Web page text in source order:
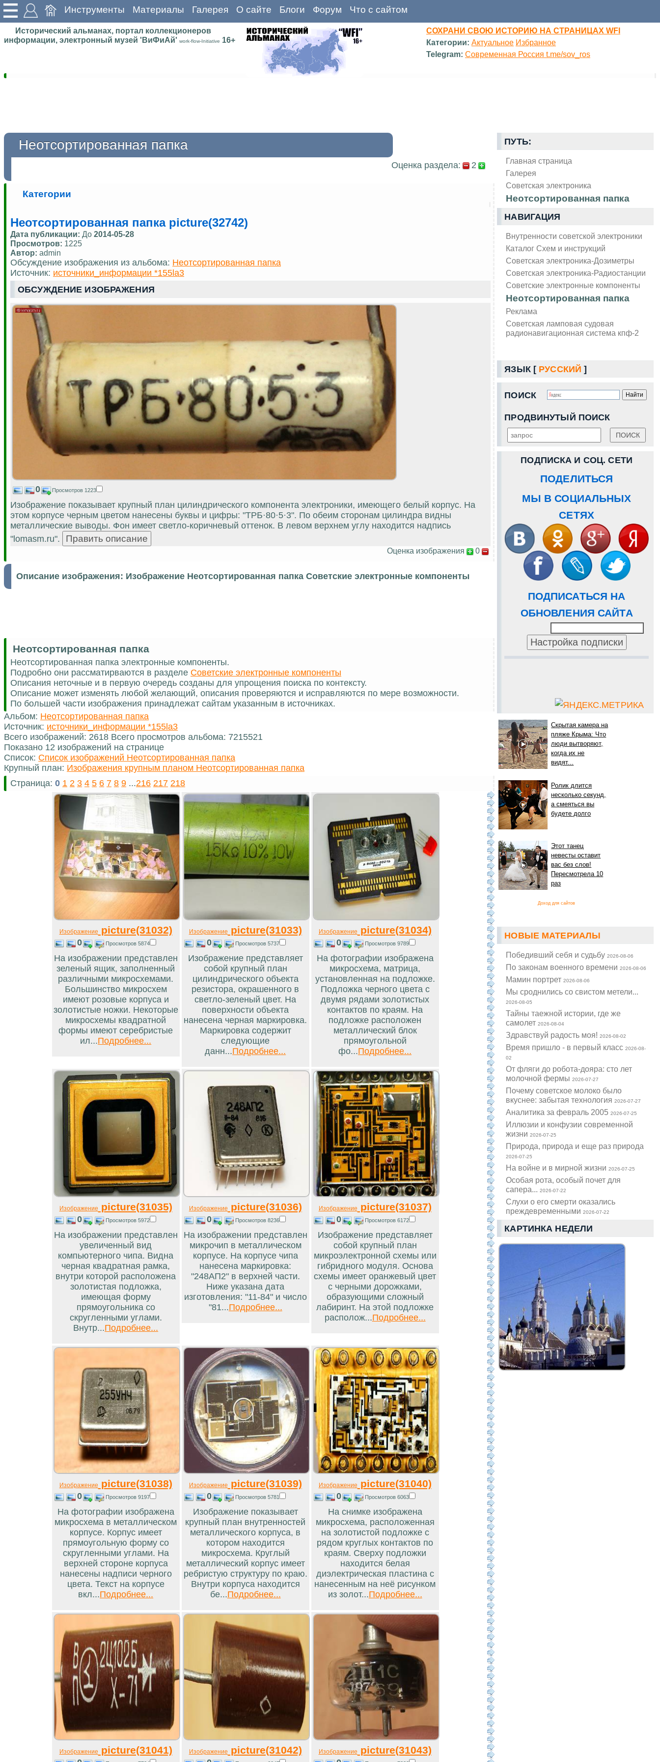
Инструменты Материалы Галерея О сайте Блоги Форум Что с сайтом
Исторический альманах, портал коллекционеров
информации, электронный музей 'ВиФиАй' work-flow-Initiative 16+
СОХРАНИ СВОЮ ИСТОРИЮ НА СТРАНИЦАХ WFI
Категории: Актуальное Избранное
Telegram: Современная Россия t.me/sov_ros
ПУТЬ:
Главная страница
Галерея
Советская электроника
Неотсортированная папка
НАВИГАЦИЯ
Внутренности советской электроники
Каталог Схем и инструкций
Советская электроника-Дозиметры
Советская электроника-Радиостанции
Советские электронные компоненты
Неотсортированная папка
Реклама
Советская ламповая судовая
радионавигационная система кпф-2
ЯЗЫК [ РУССКИЙ ]
ПОИСК
ПРОДВИНУТЫЙ ПОИСК
ПОДПИСКА И СОЦ. СЕТИ
ПОДЕЛИТЬСЯ
МЫ В СОЦИАЛЬНЫХ
СЕТЯХ
ПОДПИСАТЬСЯ НА
ОБНОВЛЕНИЯ САЙТА
Скрытая камера на
пляже Крыма: Что
люди вытворяют,
когда их не
видят...
Ролик длится
несколько секунд,
а смеяться вы
будете долго
Этот танец
невесты оставит
вас без слов!
Пересмотрела 10
раз
Доход для сайтов
НОВЫЕ МАТЕРИАЛЫ
Победивший себя и судьбу2026-08-06
По законам военного времени2026-08-06
Мамин портрет2026-08-06
Мы сроднились со свистом метели...
2026-08-05
Тайны таежной истории, где же
самолет2026-08-04
Здравствуй радость моя!2026-08-02
Время пришло - в первый класс2026-08-
02
От фляги до робота-дояра: сто лет
молочной фермы2026-07-27
Почему советское молоко было
вкуснее: забытая технология2026-07-27
Аналитика за февраль 20052026-07-25
Иллюзии и конфузии современной
жизни2026-07-25
Природа, природа и еще раз природа
2026-07-25
На войне и в мирной жизни2026-07-25
Особая рота, особый почет для
сапера...2026-07-22
Слухи о его смерти оказались
преждевременными2026-07-22
КАРТИНКА НЕДЕЛИ
Неотсортированная папка
Оценка раздела: 2
Категории
Неотсортированная папка picture(32742)
Дата публикации: До 2014-05-28
Просмотров: 1225
Автор: admin
Обсуждение изображения из альбома: Неотсортированная папка
Источник: источники_информации *155la3
ОБСУЖДЕНИЕ ИЗОБРАЖЕНИЯ
0 Просмотров 1223
Изображение показывает крупный план цилиндрического компонента электроники, имеющего белый корпус. На
этом корпусе черным цветом нанесены буквы и цифры: "TPБ·80·5·3". По обеим сторонам цилиндра видны
металлические выводы. Фон имеет светло-коричневый оттенок. В левом верхнем углу находится надпись
"lomasm.ru".
Оценка изображения 0
Описание изображения: Изображение Неотсортированная папка Советские электронные компоненты
Неотсортированная папка
Неотсортированная папка электронные компоненты.
Подробно они рассматирваются в разделе Советские электронные компоненты
Описания неточные и в первую очередь созданы для упрощения поиска по контексту.
Описание может изменять любой желающий, описания проверяются и исправляются по мере возможности.
По большей части изображения принадлежат сайтам указанным в источниках.
Альбом: Неотсортированная папка
Источник: источники_информации *155la3
Всего изображений: 2618 Всего просмотров альбома: 7215521
Показано 12 изображений на странице
Список: Список изображений Неотсортированная папка
Крупный план: Изображения крупным планом Неотсортированная папка
Страница: 0 1 2 3 4 5 6 7 8 9 ...216 217 218
Изображение picture(31032)
0 Просмотров 5874
На изображении представлен
зеленый ящик, заполненный
различными микросхемами.
Большинство микросхем
имеют розовые корпуса и
золотистые ножки. Некоторые
микросхемы квадратной
формы имеют серебристые
ил...Подробнее...
Изображение picture(31033)
0 Просмотров 5737
Изображение представляет
собой крупный план
цилиндрического объекта
резистора, окрашенного в
светло-зеленый цвет. На
поверхности объекта
нанесена черная маркировка.
Маркировка содержит
следующие
данн...Подробнее...
Изображение picture(31034)
0 Просмотров 9789
На фотографии изображена
микросхема, матрица,
установленная на подложке.
Подложка черного цвета с
двумя рядами золотистых
контактов по краям. На
подложке расположен
металлический блок
прямоугольной
фо...Подробнее...
Изображение picture(31035)
0 Просмотров 5972
На изображении представлен
увеличенный вид
компьютерного чипа. Видна
черная квадратная рамка,
внутри которой расположена
золотистая подложка,
имеющая форму
прямоугольника со
скругленными углами.
Внутр...Подробнее...
Изображение picture(31036)
0 Просмотров 8236
На изображении представлен
микрочип в металлическом
корпусе. На корпусе чипа
нанесена маркировка:
"248АП2" в верхней части.
Ниже указана дата
изготовления: "11-84" и число
"81...Подробнее...
Изображение picture(31037)
0 Просмотров 6172
Изображение представляет
собой крупный план
микроэлектронной схемы или
гибридного модуля. Основа
схемы имеет оранжевый цвет
с черными дорожками,
образующими сложный
лабиринт. На этой подложке
располож...Подробнее...
Изображение picture(31038)
0 Просмотров 9197
На фотографии изображена
микросхема в металлическом
корпусе. Корпус имеет
прямоугольную форму со
скругленными углами. На
верхней стороне корпуса
нанесены надписи черного
цвета. Текст на корпусе
вкл...Подробнее...
Изображение picture(31039)
0 Просмотров 5781
Изображение показывает
крупный план внутренностей
металлического корпуса, в
котором находится
микросхема. Круглый
металлический корпус имеет
ребристую структуру по краю.
Внутри корпуса находится
бе...Подробнее...
Изображение picture(31040)
0 Просмотров 6063
На снимке изображена
микросхема, расположенная
на золотистой подложке с
рядом круглых контактов по
краям. Сверху подложки
находится белая
диэлектрическая пластина с
нанесенным на неё рисунком
из золот...Подробнее...
Изображение picture(31041) Изображение picture(31042) Изображение picture(31043)